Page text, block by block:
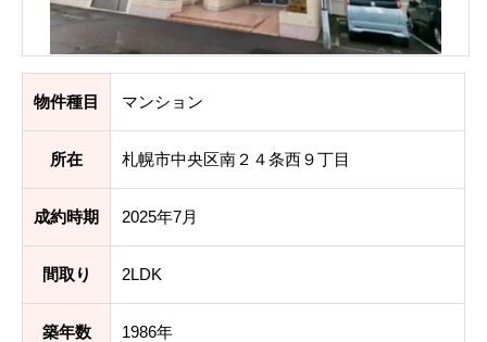
物件種目 マンション
所在 札幌市中央区南２４条西９丁目
成約時期 2025年7月
間取り 2LDK
築年数 1986年